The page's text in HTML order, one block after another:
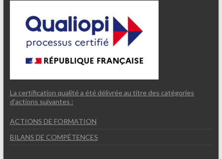
La certification qualité a été délivrée au titre des catégories
d’actions suivantes :
ACTIONS DE FORMATION
BILANS DE COMPÉTENCES